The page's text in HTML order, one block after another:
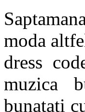
moda
dress
muzica
bunatati